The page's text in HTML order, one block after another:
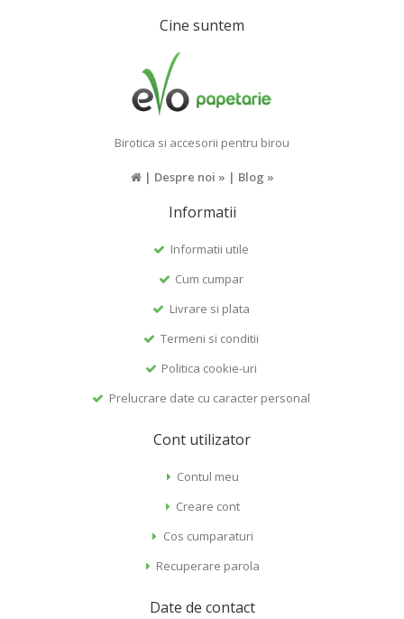
Cine suntem
Birotica si accesorii pentru birou
| Despre noi » | Blog »
Informatii
Informatii utile
Cum cumpar
Livrare si plata
Termeni si conditii
Politica cookie-uri
Prelucrare date cu caracter personal
Cont utilizator
Contul meu
Creare cont
Cos cumparaturi
Recuperare parola
Date de contact